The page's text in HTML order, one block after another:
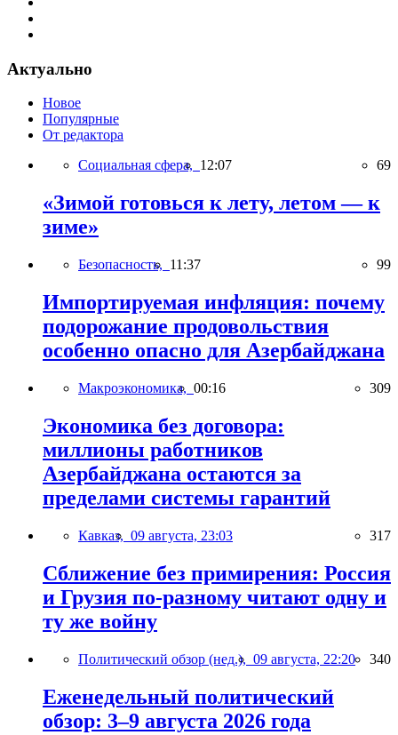
Актуально
Новое
Популярные
От редактора
Социальная сфера, 12:07 69
«Зимой готовься к лету, летом — к
зиме»
Безопасность, 11:37 99
Импортируемая инфляция: почему
подорожание продовольствия
особенно опасно для Азербайджана
Макроэкономика, 00:16 309
Экономика без договора:
миллионы работников
Азербайджана остаются за
пределами системы гарантий
Кавказ, 09 августа, 23:03 317
Сближение без примирения: Россия
и Грузия по-разному читают одну и
ту же войну
Политический обзор (нед.), 09 августа, 22:20 340
Еженедельный политический
обзор: 3–9 августа 2026 года